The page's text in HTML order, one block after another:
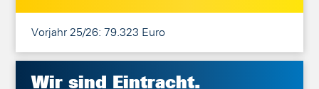
Vorjahr 25/26: 79.323 Euro
Wir sind Eintracht.